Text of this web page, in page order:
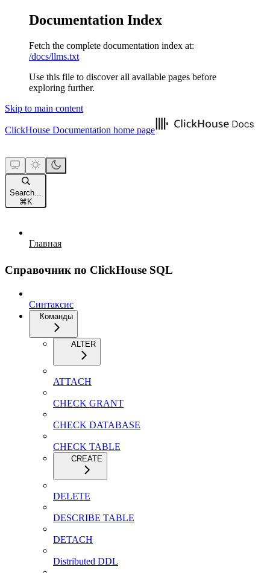
Documentation Index
Fetch the complete documentation index at:
/docs/llms.txt
Use this file to discover all available pages before
exploring further.
Skip to main content
ClickHouse Documentation home page
Search...
⌘ K
Главная
Справочник по ClickHouse SQL
Синтаксис
Команды
ALTER
ATTACH
CHECK GRANT
CHECK DATABASE
CHECK TABLE
CREATE
DELETE
DESCRIBE TABLE
DETACH
Distributed DDL